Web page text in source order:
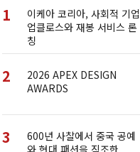
1
이케아 코리아, 사회적 기업
업클로스와 재봉 서비스 론
칭
2
2026 APEX DESIGN
AWARDS
3
600년 사찰에서 중국 공예
와 현대 패션을 직조한